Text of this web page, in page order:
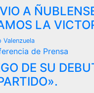
A
LA
Valenzuela
de Prensa
DE SU